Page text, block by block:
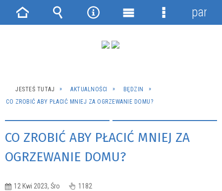
JESTEŚ TUTAJ AKTUALNOŚCI
BĘDZIN
CO ZROBIĆ ABY PŁACIĆ MNIEJ ZA OGRZEWANIE DOMU?
CO ZROBIĆ ABY PŁACIĆ MNIEJ ZA
OGRZEWANIE DOMU?
12 Kwi 2023, Śro 1182
Strona Wyszukiwarka
NarzędziaMenu
Menu
panel